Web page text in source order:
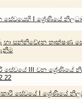
සේවයෙහි I ශ්‍රේණියේ
හා සන්නිවේදන තාක්ෂණ
සේවයේ III වන ශ්‍රේණියේ
සේවයේ I ශ්‍රේණියේ